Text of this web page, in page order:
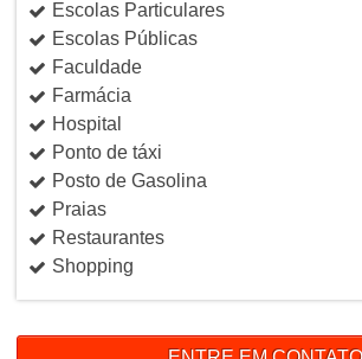
Escolas Particulares
Escolas Públicas
Faculdade
Farmácia
Hospital
Ponto de táxi
Posto de Gasolina
Praias
Restaurantes
Shopping